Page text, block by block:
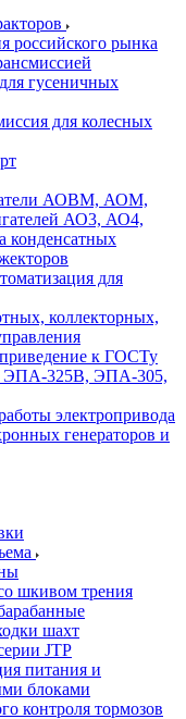
российского рынка
гусеничных
для колесных
АОВМ, АОМ,
АО3, АО4,
конденсатных
для
коллекторных,
к ГОСТу
ЭПА-325В, ЭПА-305,
электропривода
генераторов и
шкивом трения
шахт
JTP
питания и
блоками
контроля тормозов